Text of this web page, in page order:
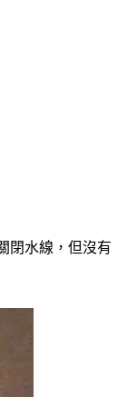
閉水線，但沒有